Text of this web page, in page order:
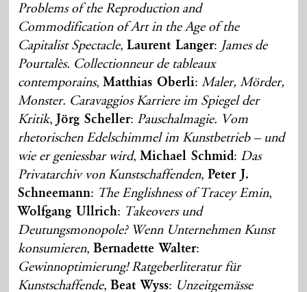
Problems of the Reproduction and
Commodification of Art in the Age of the
Capitalist Spectacle,Laurent Langer: James de
Pourtalès. Collectionneur de tableaux
contemporains,Matthias Oberli:Maler, Mörder,
Monster. Caravaggios Karriere im Spiegel der
Kritik, Jörg Scheller: Pauschalmagie. Vom
rhetorischen Edelschimmel im Kunstbetrieb – und
wie er geniessbar wird,Michael Schmid: Das
Privatarchiv von Kunstschaffenden,Peter J.
Schneemann: The Englishness of Tracey Emin,
Wolfgang Ullrich: Takeovers und
Deutungsmonopole? Wenn Unternehmen Kunst
konsumieren,Bernadette Walter:
Gewinnoptimierung! Ratgeberliteratur für
Kunstschaffende,Beat Wyss: Unzeitgemässe